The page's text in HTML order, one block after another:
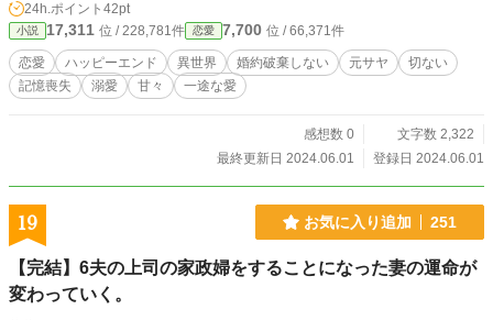
24h.ポイント 42pt
小説 17,311 位 / 228,781件 恋愛 7,700 位 / 66,371件
恋愛 ハッピーエンド 異世界 婚約破棄しない 元サヤ
切ない
記憶喪失
溺愛 甘々 一途な愛
感想数 0
文字数 2,322
最終更新日 2024.06.01
登録日 2024.06.01
19 お気に入り追加 251
【完結】6夫の上司の家政婦をすることになった妻の運命が
変わっていく。